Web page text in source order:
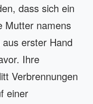
dass sich ein
Mutter namens
erster Hand
Ihre
Verbrennungen
einer